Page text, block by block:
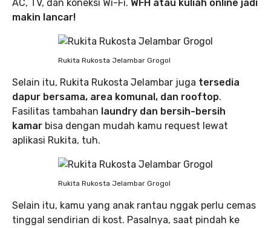
AC, TV, dan koneksi Wi-Fi. WFH atau kuliah online jadi
makin lancar!
Rukita Rukosta Jelambar Grogol
Selain itu, Rukita Rukosta Jelambar juga tersedia
dapur bersama, area komunal, dan rooftop.
Fasilitas tambahan laundry dan bersih-bersih
kamar bisa dengan mudah kamu request lewat
aplikasi Rukita, tuh.
Rukita Rukosta Jelambar Grogol
Selain itu, kamu yang anak rantau nggak perlu cemas
tinggal sendirian di kost. Pasalnya, saat pindah ke